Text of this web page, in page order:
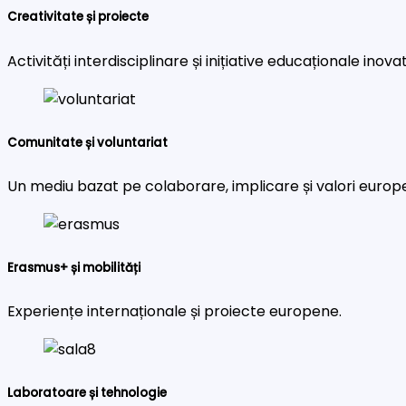
Creativitate și proiecte
Activități interdisciplinare și inițiative educaționale
Comunitate și voluntariat
Un mediu bazat pe colaborare, implicare și valori
Erasmus+ și mobilități
Experiențe internaționale și proiecte europene.
Laboratoare și tehnologie